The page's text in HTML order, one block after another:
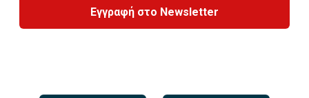
Εγγραφή στο Newsletter